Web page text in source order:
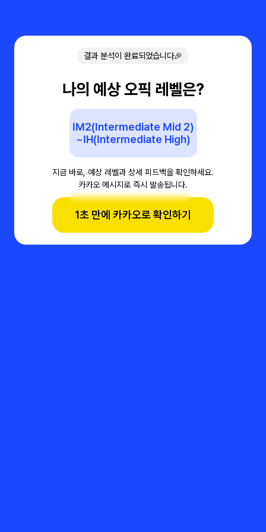
결과 분석이 완료되었습니다🎉
나의 예상 오픽 레벨은?
IM2(Intermediate Mid 2)
~IH(Intermediate High)
지금 바로, 예상 레벨과 상세 피드백을 확인하세요.
카카오 메시지로 즉시 발송됩니다.
1초 만에 카카오로 확인하기